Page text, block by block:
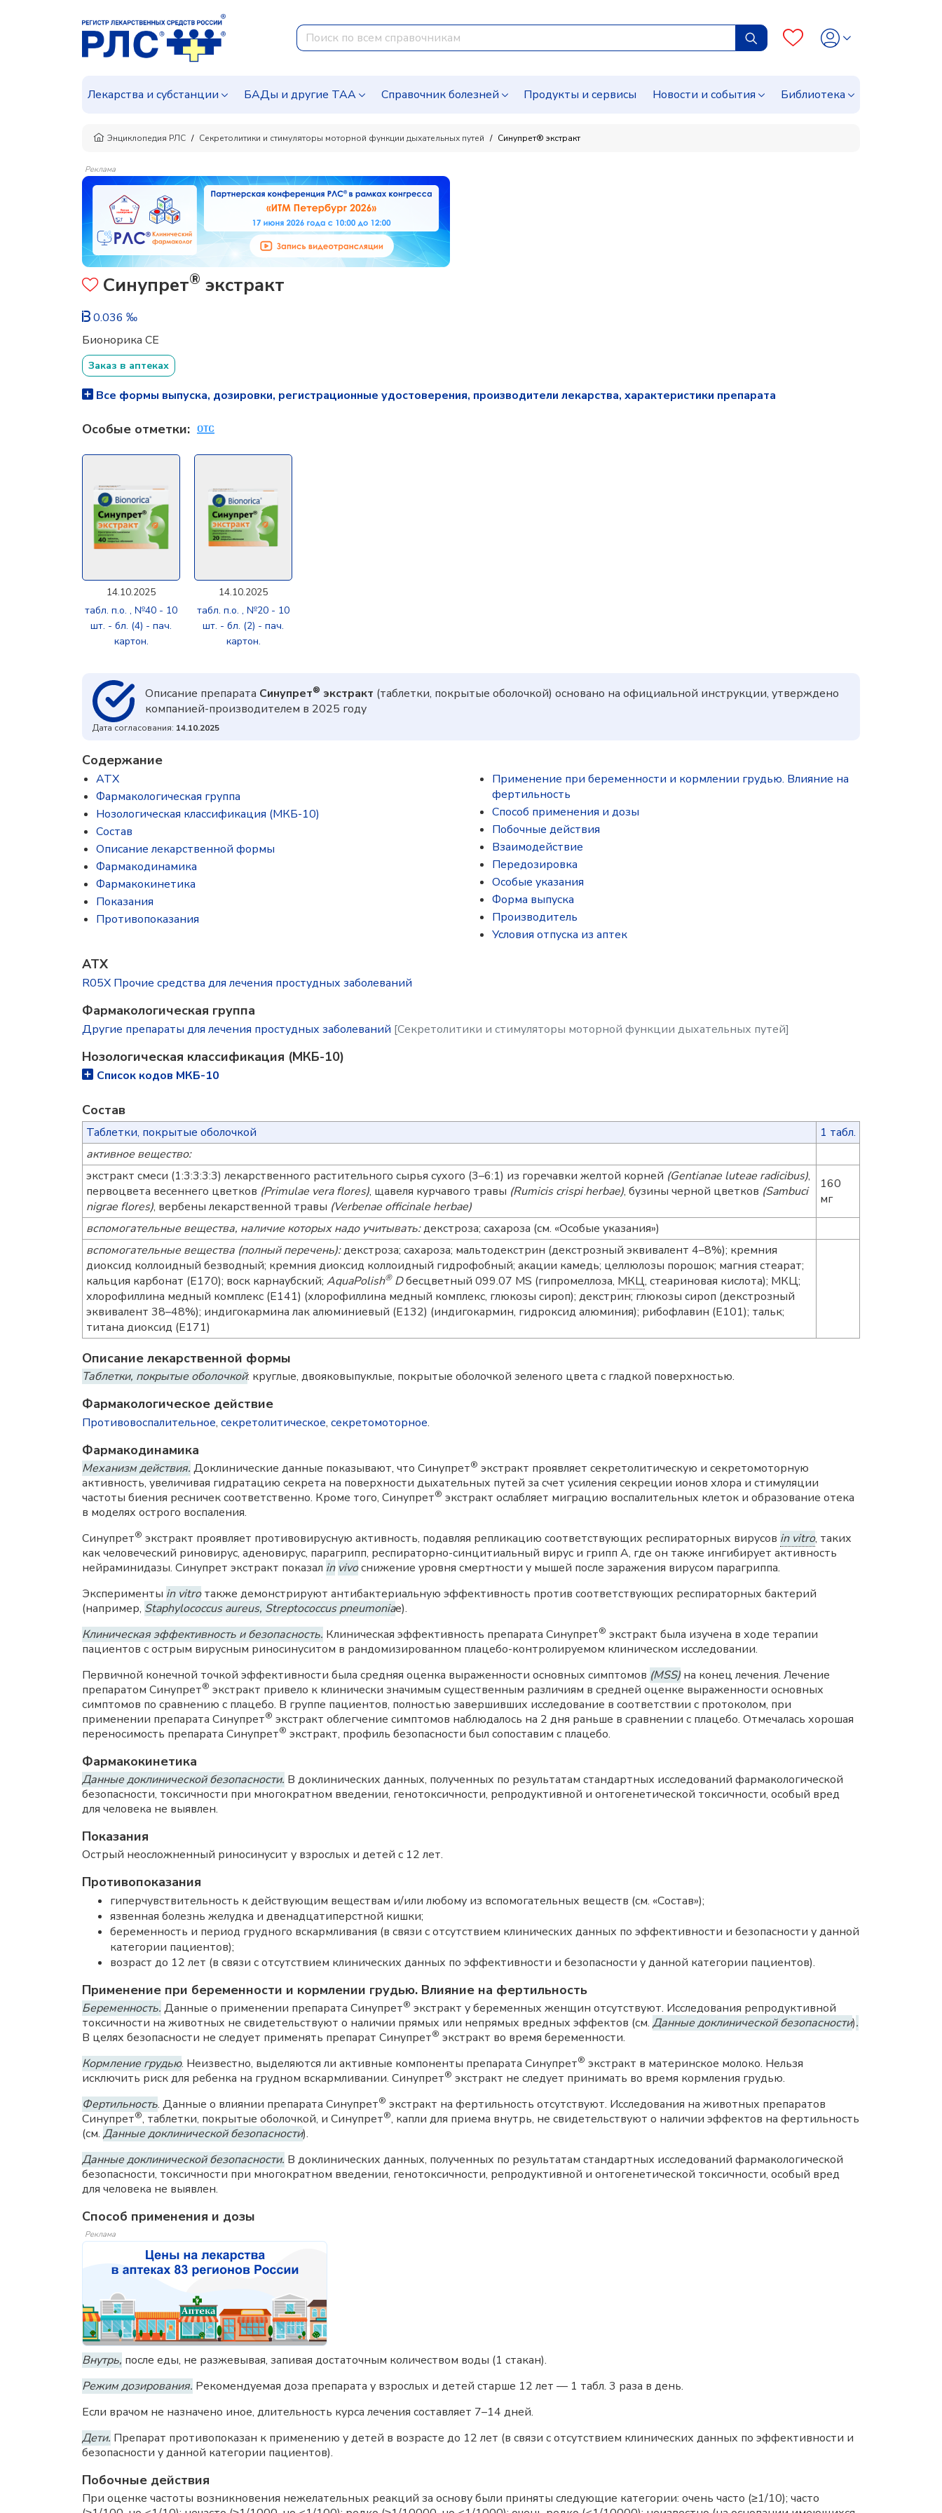
Лекарства и субстанции БАДы и другие ТАА Справочник болезней Продукты и сервисы Новости и события Библиотека
Энциклопедия РЛС Секретолитики и стимуляторы моторной функции дыхательных путей Синупрет® экстракт
Реклама
Синупрет® экстракт
0.036 ‰
Бионорика CE
Заказ в аптеках
Все формы выпуска, дозировки, регистрационные удостоверения, производители лекарства, характеристики препарата
Особые отметки:
14.10.2025
табл. п.о. , №40 - 10
шт. - бл. (4) - пач.
картон.
14.10.2025
табл. п.о. , №20 - 10
шт. - бл. (2) - пач.
картон.
Описание препарата Синупрет® экстракт (таблетки, покрытые оболочкой) основано на официальной инструкции, утверждено
компанией-производителем в 2025 году
Дата согласования: 14.10.2025
Содержание
ATX
Фармакологическая группа
Нозологическая классификация (МКБ-10)
Состав
Описание лекарственной формы
Фармакодинамика
Фармакокинетика
Показания
Противопоказания
Применение при беременности и кормлении грудью. Влияние на
фертильность
Способ применения и дозы
Побочные действия
Взаимодействие
Передозировка
Особые указания
Форма выпуска
Производитель
Условия отпуска из аптек
ATX
R05X Прочие средства для лечения простудных заболеваний
Фармакологическая группа
Другие препараты для лечения простудных заболеваний [Секретолитики и стимуляторы моторной функции дыхательных путей]
Нозологическая классификация (МКБ-10)
Список кодов МКБ-10
Состав
Таблетки, покрытые оболочкой
1 табл.
активное вещество:
экстракт смеси (1:3:3:3:3) лекарственного растительного сырья сухого (3–6:1) из горечавки желтой корней (Gentianae lutеaе radicibus),
первоцвета весеннего цветков (Primulae vera flores), щавеля курчавого травы (Rumicis crispi herbae), бузины черной цветков (Sambuci
nigrae flores), вербены лекарственной травы (Verbenae officinale herbae)
160
мг
вспомогательные вещества, наличие которых надо учитывать:декстроза; сахароза (см. «Особые указания»)
вспомогательные вещества (полный перечень):декстроза; сахароза; мальтодекстрин (декстрозный эквивалент 4–8%); кремния
диоксид коллоидный безводный; кремния диоксид коллоидный гидрофобный; акации камедь; целлюлозы порошок; магния стеарат;
кальция карбонат (E170); воск карнаубский; AquaPolish®Dбесцветный 099.07 MS (гипромеллоза, МКЦ, стеариновая кислота); МКЦ;
хлорофиллина медный комплекс (E141) (хлорофиллина медный комплекс, глюкозы сироп); декстрин; глюкозы сироп (декстрозный
эквивалент 38–48%); индигокармина лак алюминиевый (Е132) (индигокармин, гидроксид алюминия); рибофлавин (Е101); тальк;
титана диоксид (E171)
Описание лекарственной формы
Таблетки, покрытые оболочкой: круглые, двояковыпуклые, покрытые оболочкой зеленого цвета с гладкой поверхностью.
Фармакологическое действие
Противовоспалительное, секретолитическое, секретомоторное.
Фармакодинамика
Механизм действия. Доклинические данные показывают, что Синупрет® экстракт проявляет секретолитическую и секретомоторную
активность, увеличивая гидратацию секрета на поверхности дыхательных путей за счет усиления секреции ионов хлора и стимуляции
частоты биения ресничек соответственно. Кроме того, Синупрет® экстракт ослабляет миграцию воспалительных клеток и образование отека
в моделях острого воспаления.
Синупрет® экстракт проявляет противовирусную активность, подавляя репликацию соответствующих респираторных вирусов in vitro, таких
как человеческий риновирус, аденовирус, парагрипп, респираторно-синцитиальный вирус и грипп A, где он также ингибирует активность
нейраминидазы. Синупрет экстракт показал in vivoснижение уровня смертности у мышей после заражения вирусом парагриппа.
Эксперименты in vitroтакже демонстрируют антибактериальную эффективность против соответствующих респираторных бактерий
(например, Staphylococcus aureus, Streptococcus pneumoniae).
Клиническая эффективность и безопасность. Клиническая эффективность препарата Синупрет® экстракт была изучена в ходе терапии
пациентов с острым вирусным риносинуситом в рандомизированном плацебо-контролируемом клиническом исследовании.
Первичной конечной точкой эффективности была средняя оценка выраженности основных симптомов (MSS) на конец лечения. Лечение
препаратом Синупрет® экстракт привело к клинически значимым существенным различиям в средней оценке выраженности основных
симптомов по сравнению с плацебо. В группе пациентов, полностью завершивших исследование в соответствии с протоколом, при
применении препарата Синупрет® экстракт облегчение симптомов наблюдалось на 2 дня раньше в сравнении с плацебо. Отмечалась хорошая
переносимость препарата Синупрет® экстракт, профиль безопасности был сопоставим с плацебо.
Фармакокинетика
Данные доклинической безопасности. В доклинических данных, полученных по результатам стандартных исследований фармакологической
безопасности, токсичности при многократном введении, генотоксичности, репродуктивной и онтогенетической токсичности, особый вред
для человека не выявлен.
Показания
Острый неосложненный риносинусит у взрослых и детей с 12 лет.
Противопоказания
гиперчувствительность к действующим веществам и/или любому из вспомогательных веществ (см. «Состав»);
язвенная болезнь желудка и двенадцатиперстной кишки;
беременность и период грудного вскармливания (в связи с отсутствием клинических данных по эффективности и безопасности у данной
категории пациентов);
возраст до 12 лет (в связи с отсутствием клинических данных по эффективности и безопасности у данной категории пациентов).
Применение при беременности и кормлении грудью. Влияние на фертильность
Беременность. Данные о применении препарата Синупрет® экстракт у беременных женщин отсутствуют. Исследования репродуктивной
токсичности на животных не свидетельствуют о наличии прямых или непрямых вредных эффектов (см. Данные доклинической безопасности).
В целях безопасности не следует применять препарат Синупрет® экстракт во время беременности.
Кормление грудью. Неизвестно, выделяются ли активные компоненты препарата Синупрет® экстракт в материнское молоко. Нельзя
исключить риск для ребенка на грудном вскармливании. Синупрет® экстракт не следует принимать во время кормления грудью.
Фертильность. Данные о влиянии препарата Синупрет® экстракт на фертильность отсутствуют. Исследования на животных препаратов
Синупрет®, таблетки, покрытые оболочкой, и Синупрет®, капли для приема внутрь, не свидетельствуют о наличии эффектов на фертильность
(см. Данные доклинической безопасности).
Данные доклинической безопасности. В доклинических данных, полученных по результатам стандартных исследований фармакологической
безопасности, токсичности при многократном введении, генотоксичности, репродуктивной и онтогенетической токсичности, особый вред
для человека не выявлен.
Способ применения и дозы
Реклама
Внутрь, после еды, не разжевывая, запивая достаточным количеством воды (1 стакан).
Режим дозирования. Рекомендуемая доза препарата у взрослых и детей старше 12 лет — 1 табл. 3 раза в день.
Если врачом не назначено иное, длительность курса лечения составляет 7–14 дней.
Дети. Препарат противопоказан к применению у детей в возрасте до 12 лет (в связи с отсутствием клинических данных по эффективности и
безопасности у данной категории пациентов).
Побочные действия
При оценке частоты возникновения нежелательных реакций за основу были приняты следующие категории: очень часто (≥1/10); часто